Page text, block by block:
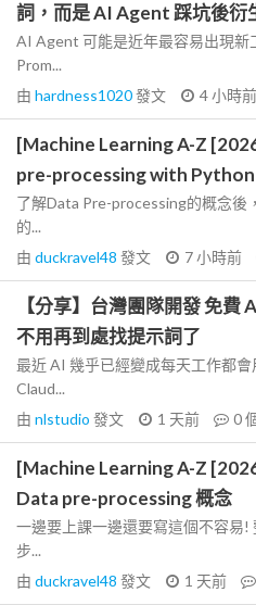
詞，而是 AI Agent 踩坑後衍
AI Agent 可能是近年最容易出現新
Prom...
由 hardness1020發文 4 小時前
[Machine Learning A-Z
pre-processing with Python
了解Data Pre-processing的概念後
的...
由 duckravel48 發文 7 小時前
【分享】台灣團隊開發 免
不用再到處找提示詞了
最近 AI 幾乎已經變成每天工作都
Claud...
由 nlstudio 發文 1 天前 0
[Machine Learning A-Z
Data pre-processing 概念
一邊要上課一邊還要寫這個不容易!
步...
由 duckravel48 發文 1 天前